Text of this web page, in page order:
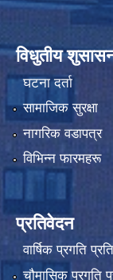
विधुतीय
घटना दर्ता
सामाजिक सुरक्षा
नागरिक वडापत्र
विभिन्न फारमहरू
प्रतिवेदन
वार्षिक प्रगति
चौमासिक प्रगति